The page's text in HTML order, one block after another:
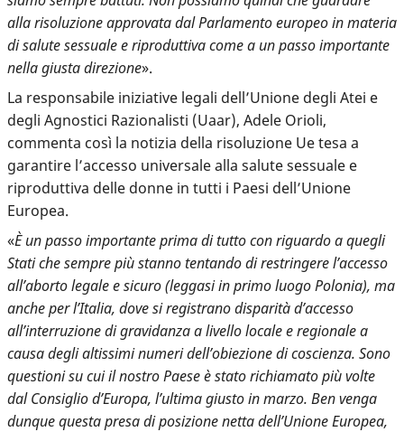
alla risoluzione approvata dal Parlamento europeo in materia
di salute sessuale e riproduttiva come a un passo importante
nella giusta direzione».
La responsabile iniziative legali dell’Unione degli Atei e
degli Agnostici Razionalisti (Uaar), Adele Orioli,
commenta così la notizia della risoluzione Ue tesa a
garantire l’accesso universale alla salute sessuale e
riproduttiva delle donne in tutti i Paesi dell’Unione
Europea.
«È un passo importante prima di tutto con riguardo a quegli
Stati che sempre più stanno tentando di restringere l’accesso
all’aborto legale e sicuro (leggasi in primo luogo Polonia), ma
anche per l’Italia, dove si registrano disparità d’accesso
all’interruzione di gravidanza a livello locale e regionale a
causa degli altissimi numeri dell’obiezione di coscienza. Sono
questioni su cui il nostro Paese è stato richiamato più volte
dal Consiglio d’Europa, l’ultima giusto in marzo. Ben venga
dunque questa presa di posizione netta dell’Unione Europea,